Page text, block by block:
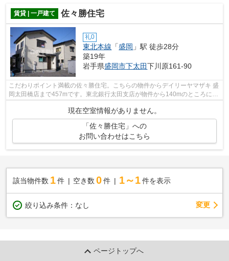
賃貸 | 一戸建て 佐々勝住宅
礼0
東北本線 「盛岡 」駅 徒歩28分
築19年
岩手県盛岡市下太田下川原161-90
こだわりポイント満載の佐々勝住宅。こちらの物件からデイリーヤマザキ 盛
岡太田橋店まで457mです。東北銀行太田支店が物件から140mのところにあ
ります。コチラの戸建て物件は周辺環境...
現在空室情報がありません。
「佐々勝住宅」への
お問い合わせはこちら
該当物件数 1件 空き数 0 件 1～1 件を表示
絞り込み条件： なし 変更
ページトップへ